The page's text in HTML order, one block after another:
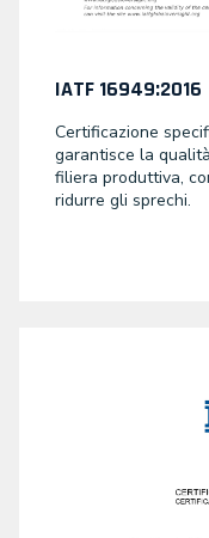
IATF 16949:2016
Certificazione
garantisce la
filiera produttiva,
ridurre gli sprechi.